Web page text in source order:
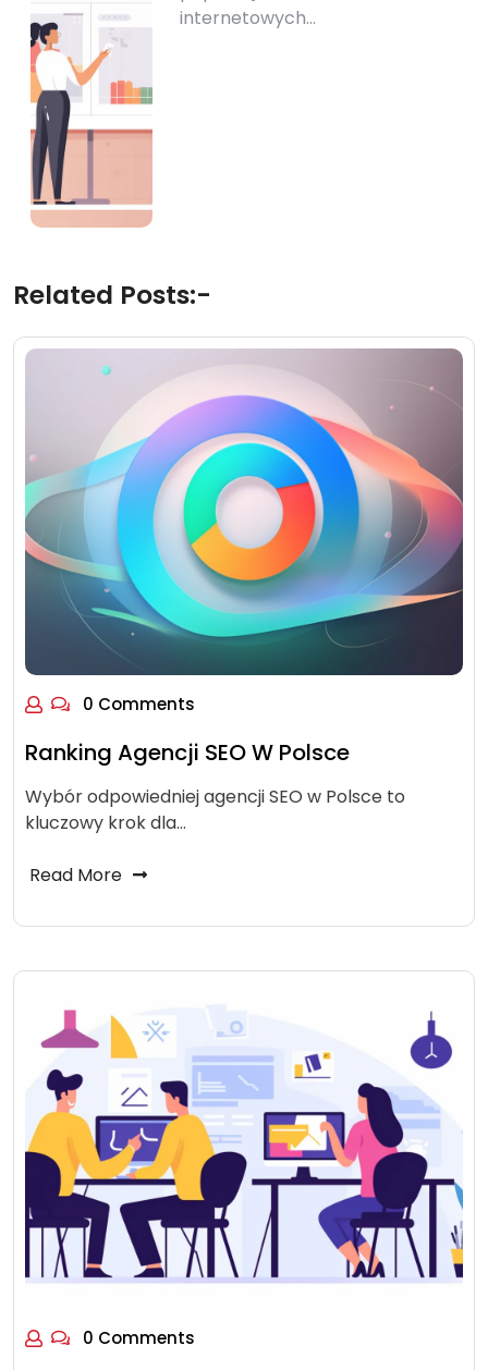
internetowych…
Related Posts:-
0 Comments
Ranking Agencji SEO W Polsce
Wybór odpowiedniej agencji SEO w Polsce to
kluczowy krok dla…
Read More
0 Comments